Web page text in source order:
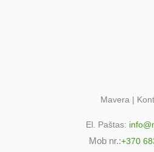
Tefal TW7256EA/411
VACUUM CLEANER SILENCE
Mavera |
El. Paštas:
Mob nr.:+370